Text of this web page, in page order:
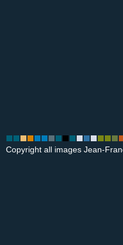
Copyright all images Jean-